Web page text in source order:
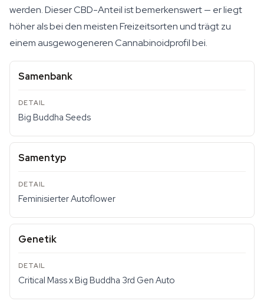
werden. Dieser CBD-Anteil ist bemerkenswert — er liegt
höher als bei den meisten Freizeitsorten und trägt zu
einem ausgewogeneren Cannabinoidprofil bei.
Samenbank
Big Buddha Seeds
Samentyp
Feminisierter Autoflower
Genetik
Critical Mass x Big Buddha 3rd Gen Auto